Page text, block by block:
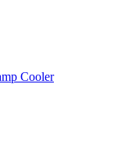
Cooler